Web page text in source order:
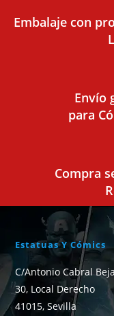
Embalaje con
Envío
para
Compra
Estatuas Y Cómics
C/Antonio Cabral
30, Local Derecho
41015, Sevilla